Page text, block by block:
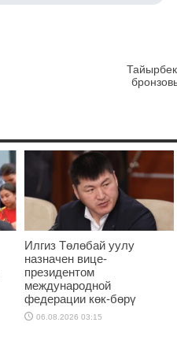
Илгиз Төлөбай уулу
назначен вице-
президентом
международной
федерации көк-бөрү
06.08.2026 03:15